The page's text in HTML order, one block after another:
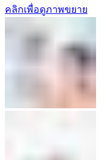
คลิกเพื่อดูภาพขยาย